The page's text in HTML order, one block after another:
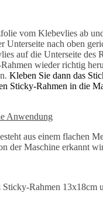
vom Klebevlies ab
Unterseite nach oben
auf die Unterseite des
wieder richtig
Kleben Sie dann das
Sticky-Rahmen in die
Anwendung
aus einem flachen
der Maschine erkannt
Sticky-Rahmen 13x18cm